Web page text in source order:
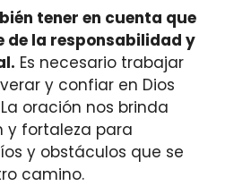
tener en cuenta que
de la responsabilidad y
Es necesario trabajar
y confiar en Dios
oración nos brinda
y fortaleza para
y obstáculos que se
camino.